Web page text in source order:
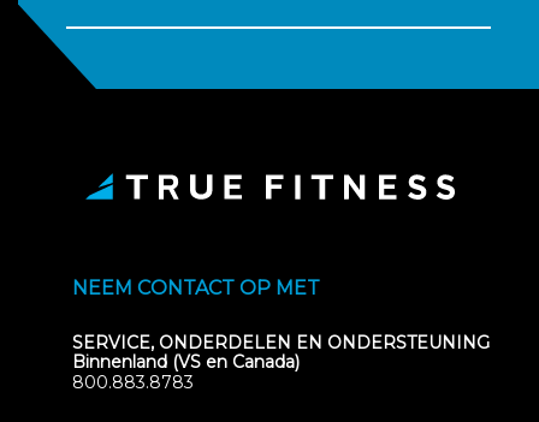
NEEM CONTACT OP MET
SERVICE, ONDERDELEN EN ONDERSTEUNING
Binnenland (VS en Canada)
800.883.8783